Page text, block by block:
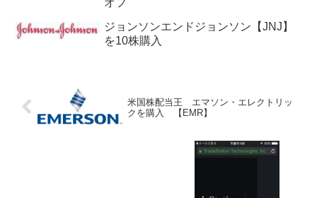
オフ
ジョンソンエンドジョンソン【JNJ】
を10株購入
米国株配当王 エマソン・エレクトリッ
クを購入 【EMR】